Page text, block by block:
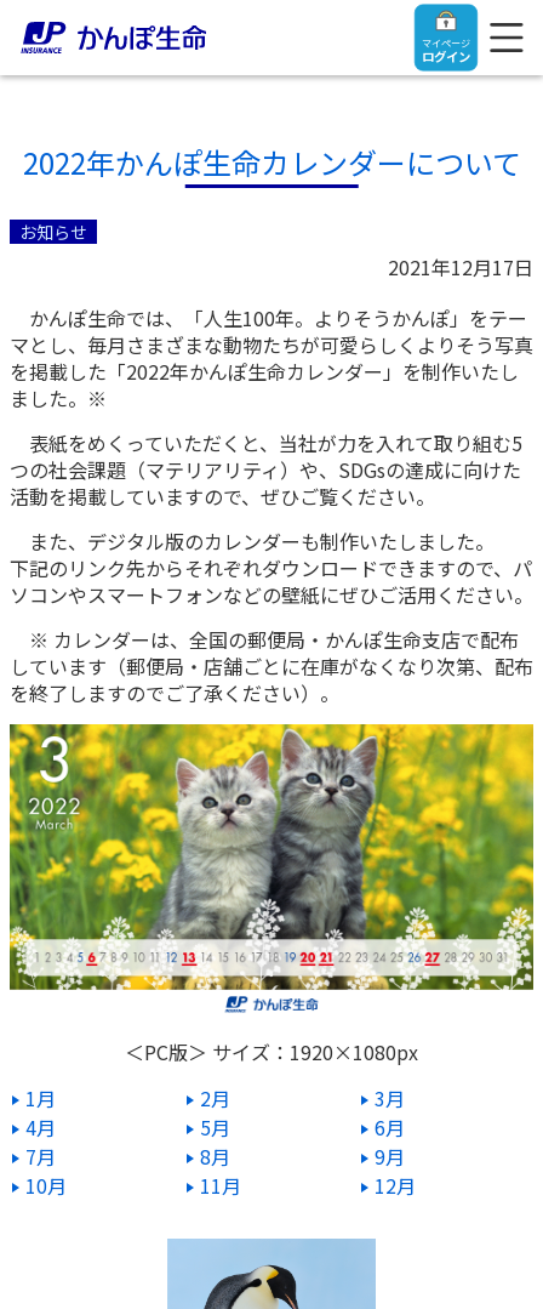
マイページ
ログイン
トップ
ご契約者さま
マイページログイン
入院保険金・手術保険金のご請求
お手続き一覧
きっかけ・できごとから探す
マイページでできること
新規登録
ログイン
ご契約内容の確認
お客さまに関する情報等の確認の取り組み
各種サービス・お知らせ
保険をご検討中のお客さま
保険をご検討中のお客さま
終身保険
養老保険
定期保険
学資保険
長寿支援保険
お見積りシミュレーション
資料請求
保険の探し方のポイント
これからのライフイベントでかかる費用とは？
ご契約手続きの流れ
保険料のお払込方法
法人のお客さま
【まずはご相談ください】企業経営でお悩みの方はこ
ちら
法人のお客さま向け商品一覧
目的から探す
お役立ち情報
かんぽ生命の団体取扱い
法人向け資料請求
お問い合わせ先
お役立ち情報
かんぽのLifeサポートナビ
保険
医療
お金
子育て
ライフプラン
かんぽアプリ～かんぽの健康と安心を手のひらに～
かんぽ生命について
かんぽ生命について
ご挨拶
経営理念・経営戦略
会社概要
財務情報
株主・投資家のみなさまへ
日本郵政グループとしての取り組み
採用情報
よくあるご質問
お問い合わせ
サステナビリティ
株主・投資家のみなさまへ
採用情報
2022年かんぽ生命カレンダーについて
お知らせ
2021年12月17日
かんぽ生命では、「人生100年。よりそうかんぽ」をテー
マとし、毎月さまざまな動物たちが可愛らしくよりそう写真
を掲載した「2022年かんぽ生命カレンダー」を制作いたし
ました。※
表紙をめくっていただくと、当社が力を入れて取り組む5
つの社会課題（マテリアリティ）や、SDGsの達成に向けた
活動を掲載していますので、ぜひご覧ください。
また、デジタル版のカレンダーも制作いたしました。
下記のリンク先からそれぞれダウンロードできますので、パ
ソコンやスマートフォンなどの壁紙にぜひご活用ください。
※ カレンダーは、全国の郵便局・かんぽ生命支店で配布
しています（郵便局・店舗ごとに在庫がなくなり次第、配布
を終了しますのでご了承ください）。
＜PC版＞ サイズ：1920×1080px
1月
2月
3月
4月
5月
6月
7月
8月
9月
10月
11月 12月